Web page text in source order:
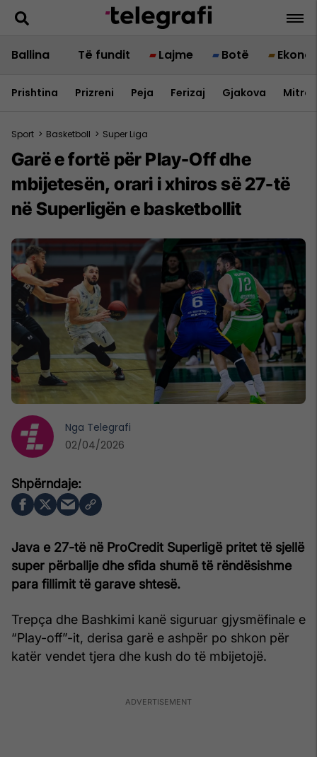
Ballina Të fundit Lajme Botë
Prishtina Prizreni Peja Ferizaj Gjakova
Sport > Basketboll > Super Liga
Garë e fortë për Play-Off dhe
mbijetesën, orari i xhiros së 27-të
në Superligën e basketbollit
Java e 27-të në ProCredit Superligë pritet të sjellë
super përballje dhe sfida shumë të rëndësishme
para fillimit të garave shtesë.
Trepça dhe Bashkimi kanë siguruar gjysmëfinale e
“Play-off”-it, derisa garë e ashpër po shkon për
katër vendet tjera dhe kush do të mbijetojë.
Nga Telegrafi
02/04/2026